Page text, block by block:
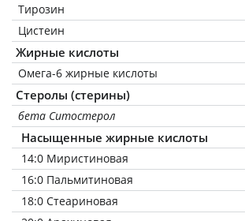
Тирозин
Цистеин
Жирные кислоты
Омега-6 жирные кислоты
Стеролы (стерины)
бета Ситостерол
Насыщенные жирные кислоты
14:0 Миристиновая
16:0 Пальмитиновая
18:0 Стеариновая